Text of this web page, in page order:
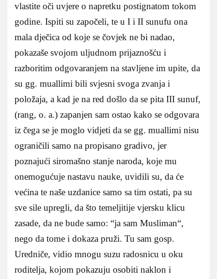
vlastite oči uvjere o napretku postignatom tokom
godine. Ispiti su započeli, te u I i II sunufu ona
mala dječica od koje se čovjek ne bi nadao,
pokazaše svojom uljudnom prijaznošću i
razboritim odgovaranjem na stavljene im upite, da
su gg. muallimi bili svjesni svoga zvanja i
položaja, a kad je na red došlo da se pita III sunuf,
(rang, o. a.) zapanjen sam ostao kako se odgovara
iz čega se je moglo vidjeti da se gg. muallimi nisu
ograničili samo na propisano gradivo, jer
poznajući siromašno stanje naroda, koje mu
onemogućuje nastavu nauke, uvidili su, da će
većina te naše uzdanice samo sa tim ostati, pa su
sve sile upregli, da što temeljitije vjersku klicu
zasade, da ne bude samo: “ja sam Musliman“,
nego da tome i dokaza pruži. Tu sam gosp.
Uredniče, vidio mnogu suzu radosnicu u oku
roditelja, kojom pokazuju osobiti naklon i